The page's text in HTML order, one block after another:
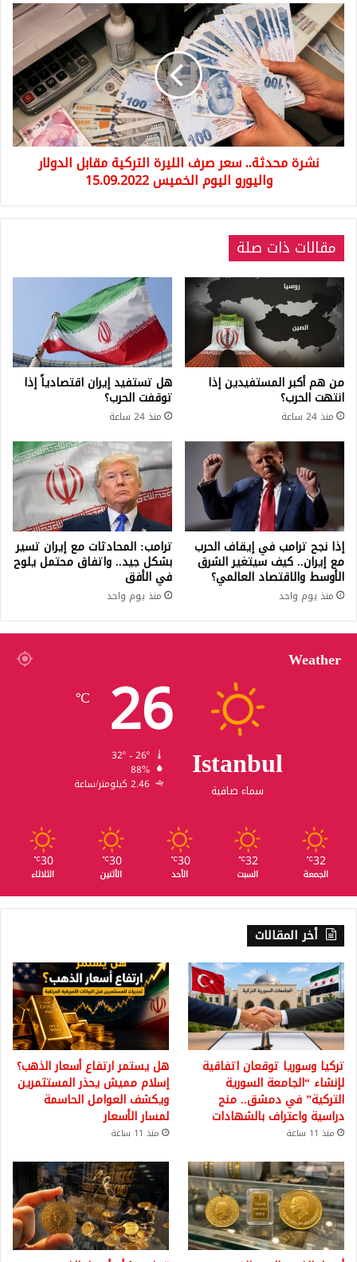
نشرة
محدثة..
سعر
صرف
الليرة
التركية
مقابل
الدولار
واليورو
نشرة محدثة.. سعر صرف الليرة التركية مقابل الدولار
واليورو اليوم الخميس 15.09.2022
مقالات ذات صلة
من هم أكبر المستفيدين إذا
انتهت الحرب؟
منذ 24 ساعة
هل تستفيد إيران اقتصادياً إذا
توقفت الحرب؟
منذ 24 ساعة
إذا نجح ترامب في إيقاف الحرب
مع إيران.. كيف سيتغير الشرق
الأوسط والاقتصاد العالمي؟
منذ يوم واحد
ترامب: المحادثات مع إيران تسير
بشكل جيد.. واتفاق محتمل يلوح
في الأفق
منذ يوم واحد
Weather
Istanbul
سماء صافية
26
℃
88%
2.46 كيلومتر/ساعة
32
℃
الجمعة
32
℃
السبت
30
℃
الأحد
30
℃
الأثنين
30
℃
الثلاثاء
أخر المقالات
تركيا وسوريا توقعان اتفاقية
لإنشاء “الجامعة السورية
التركية” في دمشق.. منح
دراسية واعتراف بالشهادات
منذ 11 ساعة
هل يستمر ارتفاع أسعار الذهب؟
إسلام مميش يحذر المستثمرين
ويكشف العوامل الحاسمة
لمسار الأسعار
منذ 11 ساعة